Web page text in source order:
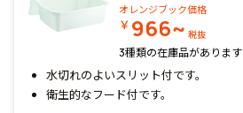
オレンジブック価格
￥ 966~ 税抜
3種類の在庫品があります
水切れのよいスリット付です。
衛生的なフード付です。